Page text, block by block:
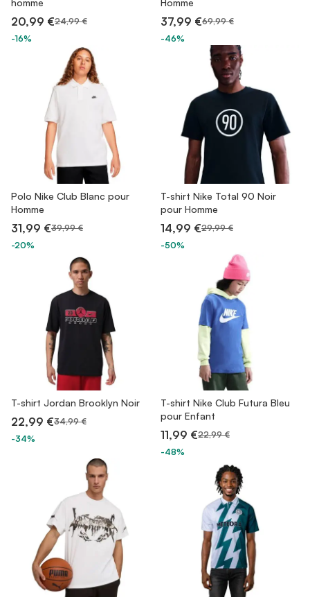
homme
20,99 €24,99 €
-16%
Homme
37,99 €69,99 €
-46%
Polo Nike Club Blanc pour
Homme
31,99 €39,99 €
-20%
T-shirt Nike Total 90 Noir
pour Homme
14,99 €29,99 €
-50%
T-shirt Jordan Brooklyn Noir
22,99 €34,99 €
-34%
T-shirt Nike Club Futura Bleu
pour Enfant
11,99 €22,99 €
-48%